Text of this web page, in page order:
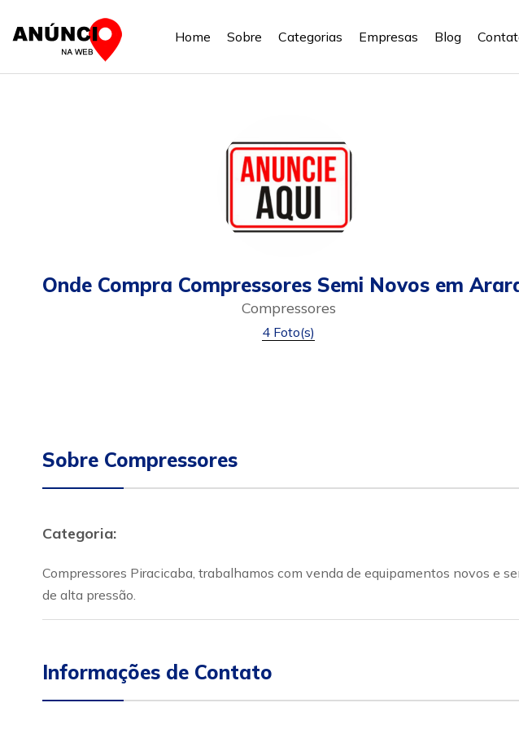
Home Sobre Categorias Empresas Blog
Onde Compra Compressores Semi Novos em
Compressores
4 Foto(s)
Sobre Compressores
Categoria:
Compressores Piracicaba, trabalhamos com venda de equipamentos novos e
de alta pressão.
Informações de Contato